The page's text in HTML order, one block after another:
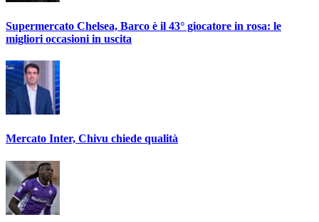
Supermercato Chelsea, Barco è il 43° giocatore in rosa: le
migliori occasioni in uscita
Mercato Inter, Chivu chiede qualità